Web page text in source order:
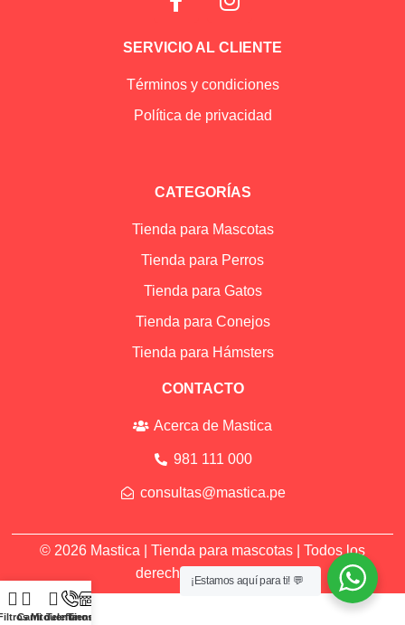
SERVICIO AL CLIENTE
Términos y condiciones
Política de privacidad
CATEGORÍAS
Tienda para Mascotas
Tienda para Perros
Tienda para Gatos
Tienda para Conejos
Tienda para Hámsters
CONTACTO
Acerca de Mastica
981 111 000
consultas@mastica.pe
© 2026 Mastica | Tienda para mascotas | Todos los
derechos reservados
Carrito
Mi cuenta
Telefonos
Tiendas
¡Estamos aquí para ti! 💬